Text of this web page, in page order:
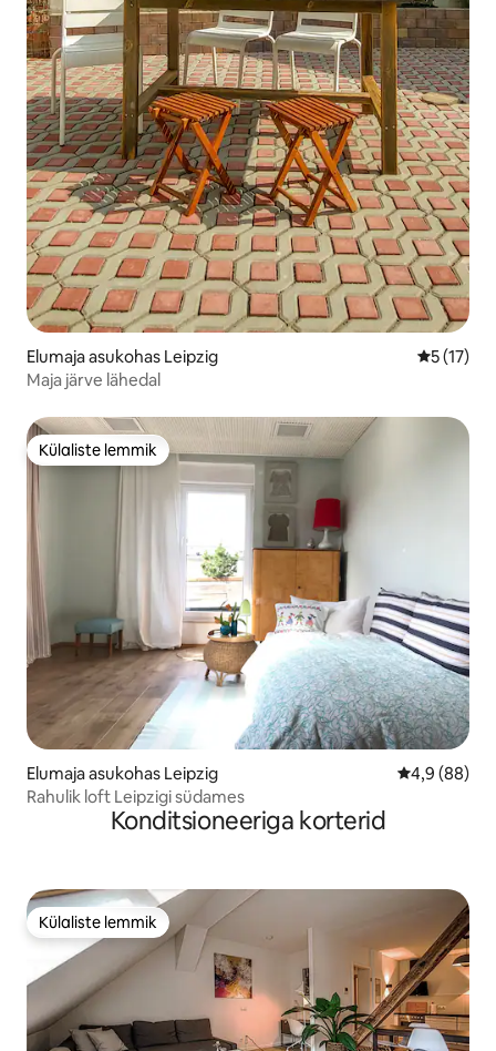
Elumaja asukohas Leipzig
5 (17)
Maja järve lähedal
Külaliste lemmik
Külaliste lemmik
Elumaja asukohas Leipzig Keskmine
4,9 (88)
Rahulik loft Leipzigi südames
Konditsioneeriga korterid
Külaliste lemmik
Külaliste lemmik